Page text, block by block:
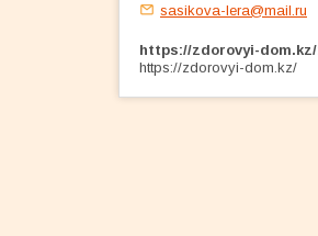
sasikova-lera@mail.ru
https://zdorovyi-dom.kz/
https://zdorovyi-dom.kz/